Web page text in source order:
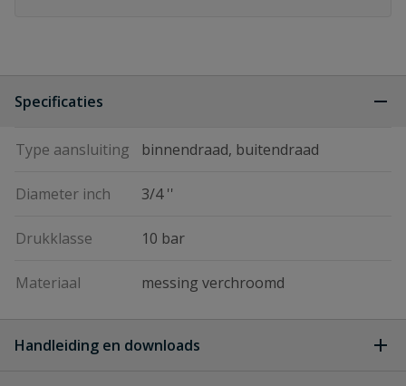
Specificaties
Type aansluiting binnendraad, buitendraad
Diameter inch 3/4 ''
Drukklasse 10 bar
Materiaal messing verchroomd
Handleiding en downloads